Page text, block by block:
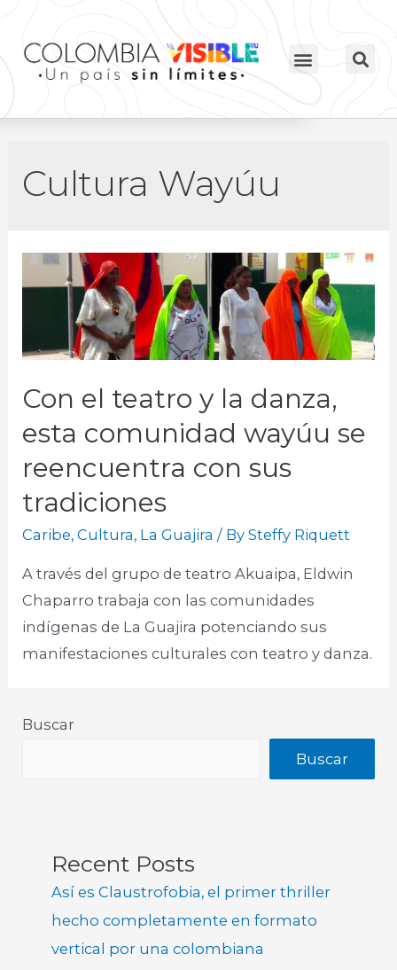
Cultura Wayúu
Con el teatro y la danza,
esta comunidad wayúu se
reencuentra con sus
tradiciones
Caribe,Cultura, La Guajira / BySteffy Riquett
A través del grupo de teatro Akuaipa, Eldwin
Chaparro trabaja con las comunidades
indígenas de La Guajira potenciando sus
manifestaciones culturales con teatro y danza.
Buscar
Buscar
Recent Posts
Así es Claustrofobia, el primer thriller
hecho completamente en formato
vertical por una colombiana